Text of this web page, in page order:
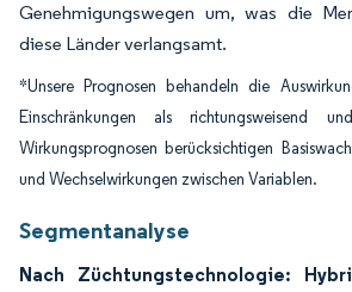
Genehmigungswegen um, was die
diese Länder verlangsamt.
*Unsere Prognosen behandeln die
Einschränkungen als richtungsweisend
Wirkungsprognosen berücksichtigen
und Wechselwirkungen zwischen Variablen.
Segmentanalyse
Nach Züchtungstechnologie: